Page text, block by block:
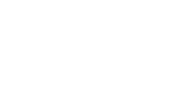
Название
Название
Название
Название